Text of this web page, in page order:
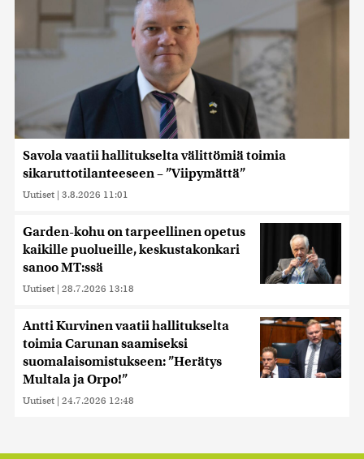
Savola vaatii hallitukselta välittömiä toimia
sikaruttotilanteeseen – ”Viipymättä”
Uutiset | 3.8.2026 11:01
Garden-kohu on tarpeellinen opetus
kaikille puolueille, keskustakonkari
sanoo MT:ssä
Uutiset | 28.7.2026 13:18
Antti Kurvinen vaatii hallitukselta
toimia Carunan saamiseksi
suomalaisomistukseen: ”Herätys
Multala ja Orpo!”
Uutiset | 24.7.2026 12:48